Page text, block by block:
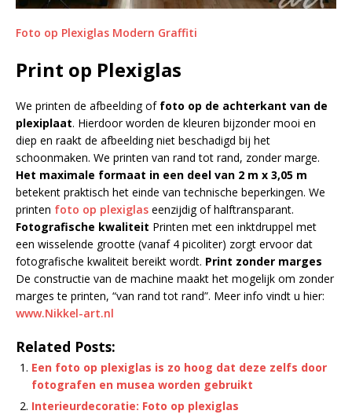
Foto op Plexiglas Modern Graffiti
Print op Plexiglas
We printen de afbeelding of foto op de achterkant van de
plexiplaat. Hierdoor worden de kleuren bijzonder mooi en
diep en raakt de afbeelding niet beschadigd bij het
schoonmaken. We printen van rand tot rand, zonder marge.
Het maximale formaat in een deel van 2 m x 3,05 m
betekent praktisch het einde van technische beperkingen. We
printen foto op plexiglas eenzijdig of halftransparant.
Fotografische kwaliteit Printen met een inktdruppel met
een wisselende grootte (vanaf 4 picoliter) zorgt ervoor dat
fotografische kwaliteit bereikt wordt. Print zonder marges
De constructie van de machine maakt het mogelijk om zonder
marges te printen, “van rand tot rand”. Meer info vindt u hier:
www.Nikkel-art.nl
Related Posts:
Een foto op plexiglas is zo hoog dat deze zelfs door
fotografen en musea worden gebruikt
Interieurdecoratie: Foto op plexiglas